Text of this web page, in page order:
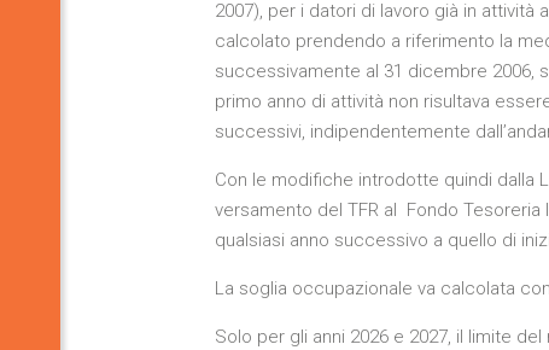
2007), per i datori di lavoro già in
calcolato prendendo a riferimento la
successivamente al 31 dicembre 2006,
primo anno di attività non risultava
successivi, indipendentemente
Con le modifiche introdotte quindi dalla
versamento del TFR al Fondo Tesoreria
qualsiasi anno successivo a quello di
La soglia occupazionale va calcolata
Solo per gli anni 2026 e 2027, il limite